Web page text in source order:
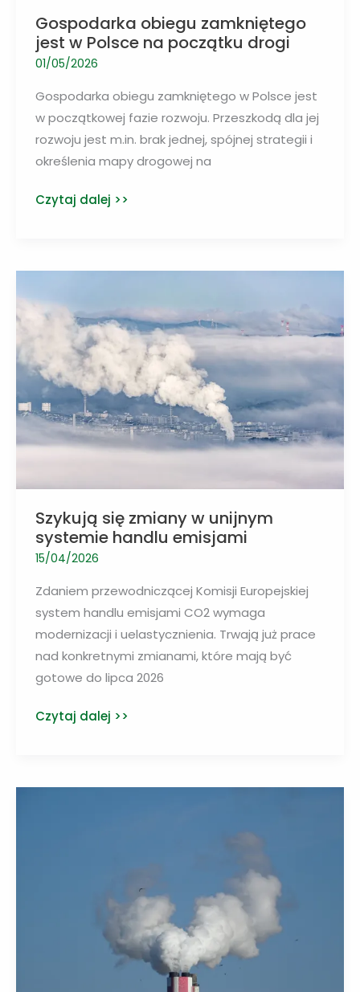
Gospodarka obiegu zamkniętego
jest w Polsce na początku drogi
01/05/2026
Gospodarka obiegu zamkniętego w Polsce jest
w początkowej fazie rozwoju. Przeszkodą dla jej
rozwoju jest m.in. brak jednej, spójnej strategii i
określenia mapy drogowej na
Gospodarka
Polsce
początku
drogi
Czytaj dalej >>
Szykują się zmiany w unijnym
systemie handlu emisjami
15/04/2026
Zdaniem przewodniczącej Komisji Europejskiej
system handlu emisjami CO2 wymaga
modernizacji i uelastycznienia. Trwają już prace
nad konkretnymi zmianami, które mają być
gotowe do lipca 2026
Szykują
Czytaj dalej >>